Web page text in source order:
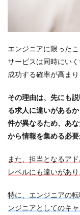
エンジニアに限った
サービスは同時にい
成功する確率が高まり
その理由は、先にも
る求人に違いがある
件が異なるため、あ
から情報を集める必要
また、担当となるア
レベルにも違いがあ
特に、エンジニアの
ンジニアとしてのキ